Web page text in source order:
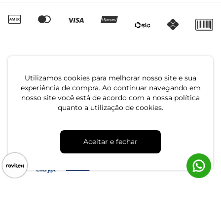
Utilizamos cookies para melhorar nosso site e sua
experiência de compra. Ao continuar navegando em
nosso site você está de acordo com a nossa política
quanto a utilização de cookies.
Aceitar e fechar
CNPJ: 79.233.672/0001-05
Av. Maria Marangoni, 391 - 89129-080 - Luiz Alves - SC